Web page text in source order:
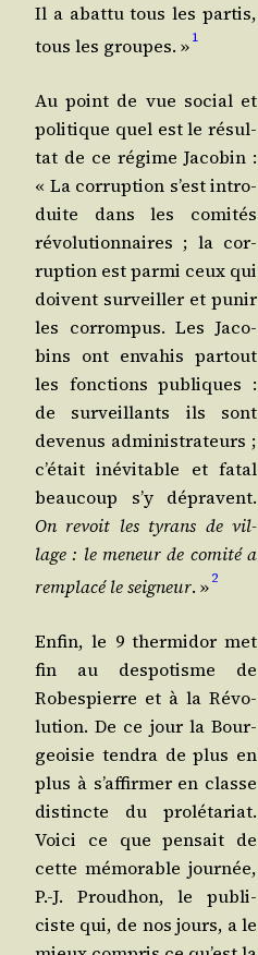
Il a abat­tu tous les par­tis,
tous les groupes. »1
Au point de vue social et
poli­tique quel est le résul­
tat de ce régime Jaco­bin :
« La cor­rup­tion s’est intro­
duite dans les comi­tés
révo­lu­tion­naires ; la cor­
rup­tion est par­mi ceux qui
doivent sur­veiller et punir
les cor­rom­pus. Les Jaco­
bins ont enva­his par­tout
les fonc­tions publiques :
de sur­veillants ils sont
deve­nus admi­nis­tra­teurs ;
c’é­tait inévi­table et fatal
beau­coup s’y dépravent.
On revoit les tyrans de vil­
lage : le meneur de comi­té a
rem­pla­cé le sei­gneur. »2
Enfin, le 9 ther­mi­dor met
fin au des­po­tisme de
Robes­pierre et à la Révo­
lu­tion. De ce jour la Bour­
geoi­sie ten­dra de plus en
plus à s’af­fir­mer en classe
dis­tincte du pro­lé­ta­riat.
Voi­ci ce que pen­sait de
cette mémo­rable jour­née,
P.-J. Prou­dhon, le publi­
ciste qui, de nos jours, a le